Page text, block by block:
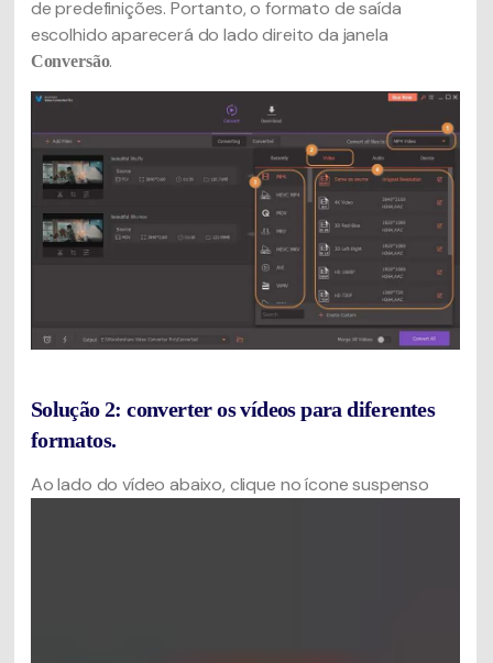
de predefinições. Portanto, o formato de saída
escolhido aparecerá do lado direito da janela
Conversão.
Solução 2: converter os vídeos para diferentes
formatos.
Ao lado do vídeo abaixo, clique no ícone suspenso